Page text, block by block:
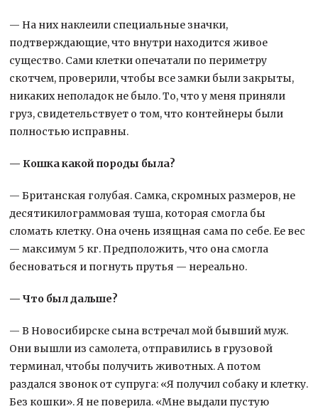
— На них наклеили специальные значки,
подтверждающие, что внутри находится живое
существо. Сами клетки опечатали по периметру
скотчем, проверили, чтобы все замки были закрыты,
никаких неполадок не было. То, что у меня приняли
груз, свидетельствует о том, что контейнеры были
полностью исправны.
— Кошка какой породы была?
— Британская голубая. Самка, скромных размеров, не
десятикилограммовая туша, которая смогла бы
сломать клетку. Она очень изящная сама по себе. Ее вес
— максимум 5 кг. Предположить, что она смогла
бесноваться и погнуть прутья — нереально.
— Что был дальше?
— В Новосибирске сына встречал мой бывший муж.
Они вышли из самолета, отправились в грузовой
терминал, чтобы получить животных. А потом
раздался звонок от супруга: «Я получил собаку и клетку.
Без кошки». Я не поверила. «Мне выдали пустую